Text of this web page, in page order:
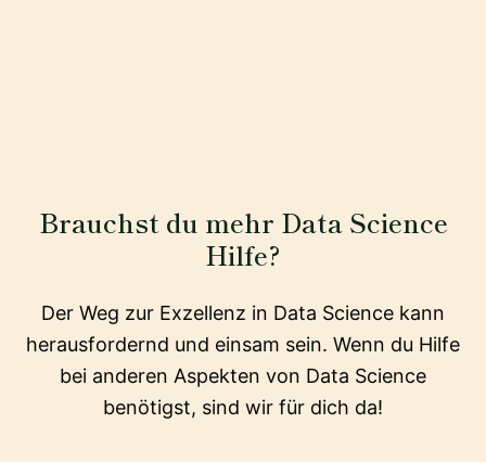
Brauchst du mehr Data Science
Hilfe?
Der Weg zur Exzellenz in Data Science kann
herausfordernd und einsam sein. Wenn du Hilfe
bei anderen Aspekten von Data Science
benötigst, sind wir für dich da!